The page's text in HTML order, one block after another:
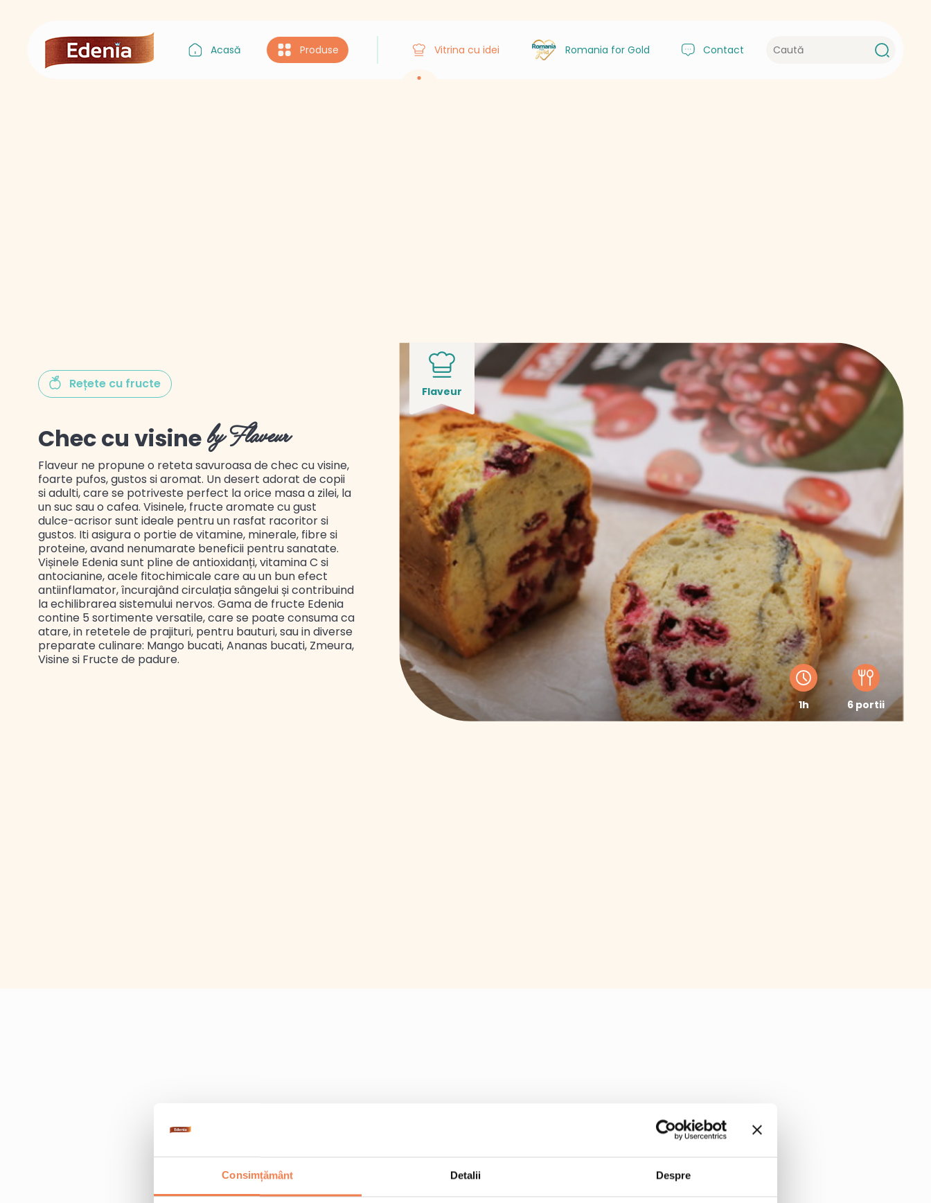
Consimțământ Detalii Despre
Acasă Produse
Gustul Spaniei
Gustul Mexicului
Gustul Libanului
Vitrina cu idei Romania for Gold Contact
Flaveur
1h 6 portii
Rețete cu fructe
Chec cu visine by Flaveur
Flaveur ne propune o reteta savuroasa de chec cu visine,
foarte pufos, gustos si aromat. Un desert adorat de copii
si adulti, care se potriveste perfect la orice masa a zilei, la
un suc sau o cafea. Visinele, fructe aromate cu gust
dulce-acrisor sunt ideale pentru un rasfat racoritor si
gustos. Iti asigura o portie de vitamine, minerale, fibre si
proteine, avand nenumarate beneficii pentru sanatate.
Vișinele Edenia sunt pline de antioxidanți, vitamina C si
antocianine, acele fitochimicale care au un bun efect
antiinflamator, încurajând circulația sângelui și contribuind
la echilibrarea sistemului nervos. Gama de fructe Edenia
contine 5 sortimente versatile, care se poate consuma ca
atare, in retetele de prajituri, pentru bauturi, sau in diverse
preparate culinare: Mango bucati, Ananas bucati, Zmeura,
Visine si Fructe de padure.